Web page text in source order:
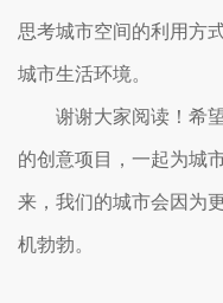
思考城市空间的利用方
城市生活环境。
谢谢大家阅读！希
的创意项目，一起为城
来，我们的城市会因为
机勃勃。